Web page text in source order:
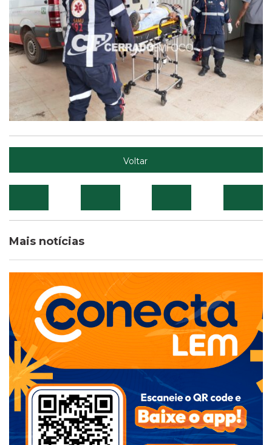
Voltar
Mais notícias